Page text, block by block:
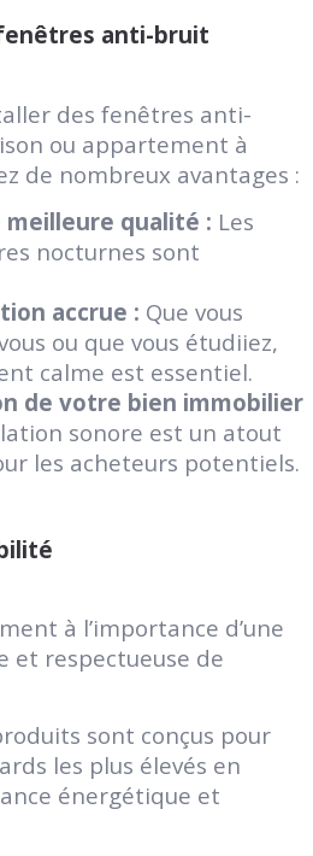
anti-bruit
des fenêtres anti-
ou appartement à
de nombreux avantages :
meilleure qualité : Les
nocturnes sont
accrue : Que vous
ou que vous étudiiez,
calme est essentiel.
de votre bien immobilier
sonore est un atout
les acheteurs potentiels.
à l’importance d’une
et respectueuse de
sont conçus pour
les plus élevés en
énergétique et